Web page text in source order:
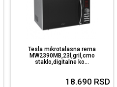
Tesla mikrotalasna rerna
MW2390MB,23l,gril,crno
staklo,digitalne ko...
18.690 RSD